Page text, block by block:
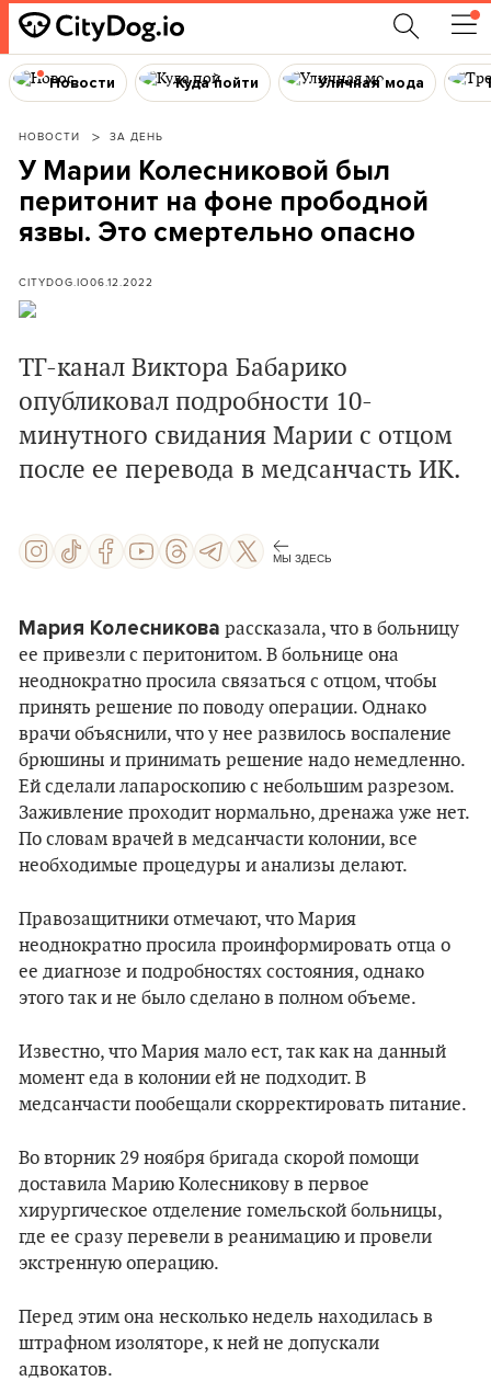
Новости Куда пойти Уличная мода
НОВОСТИ ЗА ДЕНЬ
У Марии Колесниковой был
перитонит на фоне прободной
язвы. Это смертельно опасно
CITYDOG.IO06.12.2022
ТГ-канал Виктора Бабарико
опубликовал подробности 10-
минутного свидания Марии с отцом
после ее перевода в медсанчасть ИК.
МЫ ЗДЕСЬ
Мария Колесникова рассказала, что в больницу
ее привезли с перитонитом. В больнице она
неоднократно просила связаться с отцом, чтобы
принять решение по поводу операции. Однако
врачи объяснили, что у нее развилось воспаление
брюшины и принимать решение надо немедленно.
Ей сделали лапароскопию с небольшим разрезом.
Заживление проходит нормально, дренажа уже нет.
По словам врачей в медсанчасти колонии, все
необходимые процедуры и анализы делают.
Правозащитники отмечают, что Мария
неоднократно просила проинформировать отца о
ее диагнозе и подробностях состояния, однако
этого так и не было сделано в полном объеме.
Известно, что Мария мало ест, так как на данный
момент еда в колонии ей не подходит. В
медсанчасти пообещали скорректировать питание.
Во вторник 29 ноября бригада скорой помощи
доставила Марию Колесникову в первое
хирургическое отделение гомельской больницы,
где ее сразу перевели в реанимацию и провели
экстренную операцию.
Перед этим она несколько недель находилась в
штрафном изоляторе, к ней не допускали
адвокатов.